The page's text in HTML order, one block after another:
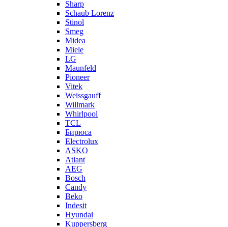
Sharp
Schaub Lorenz
Stinol
Smeg
Midea
Miele
LG
Maunfeld
Pioneer
Vitek
Weissgauff
Willmark
Whirlpool
TCL
Бирюса
Electrolux
ASKO
Atlant
AEG
Bosch
Candy
Beko
Indesit
Hyundai
Kuppersberg